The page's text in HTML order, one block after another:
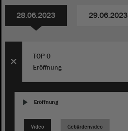
28.06.2023 29.06.2023
TOP 0
Eröffnung
Eröffnung
Video Gebärdenvideo